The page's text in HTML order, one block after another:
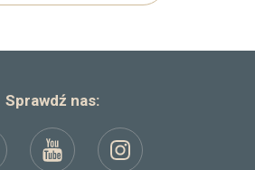
Sprawdź nas: